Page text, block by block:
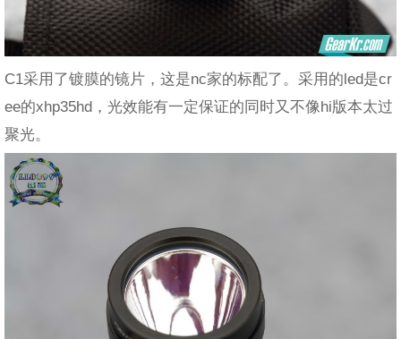
C1采用了镀膜的镜片，这是nc家的标配了。采用的led是cr
ee的xhp35hd，光效能有一定保证的同时又不像hi版本太过
聚光。